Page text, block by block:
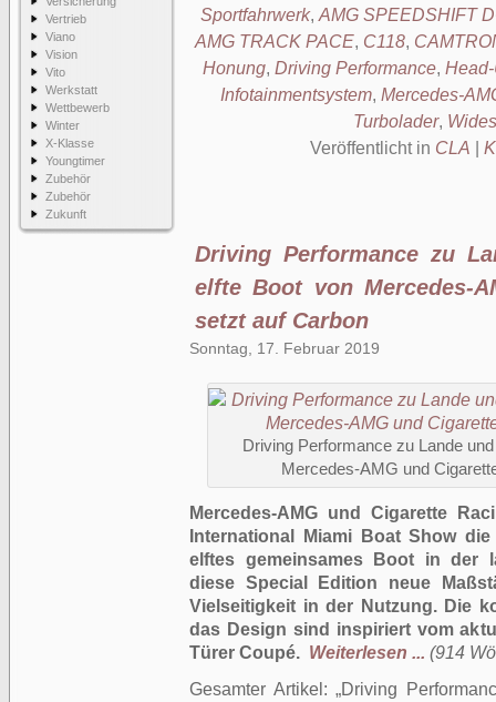
Vertrieb
Viano
Vision
Vito
Werkstatt
Wettbewerb
Winter
X-Klasse
Youngtimer
Zubehör
Zubehör
Zukunft
Sportfahrwerk, AMG SPEEDSHIFT
AMG TRACK PACE, C118,
Honung, Driving Performance,
Infotainmentsystem, Mercedes-
Turbolader,
Veröffentlicht in CLA
Driving Performance zu
elfte Boot von Mercedes-
setzt auf Carbon
Sonntag, 17. Februar 2019
Driving Performance zu Lande
Mercedes-AMG und
Mercedes-AMG und Cigarette
International Miami Boat Show
elftes gemeinsames Boot in der
diese Special Edition neue
Vielseitigkeit in der Nutzung. Die
das Design sind inspiriert vom
Türer Coupé. Weiterlesen ... (914
Gesamter Artikel: Driving